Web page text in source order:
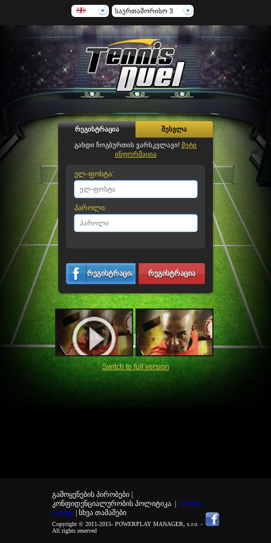
საერთაშორისო 3
რეგისტრაცია შესვლა
გახდი ჩოგბურთის ვარსკვლავი! მეტი
ინფორმაცია
ელ-ფოსტა:
პაროლი:
რეგისტრაცია რეგისტრაცია
Switch to full version
გამოყენების პირობები |
კონფიდენციალურობის პოლიტიკა| Cookies
settings
| სხვა თამაშები
Copyright © 2011-2015- POWERPLAY MANAGER, s.r.o. -
All rights reserved